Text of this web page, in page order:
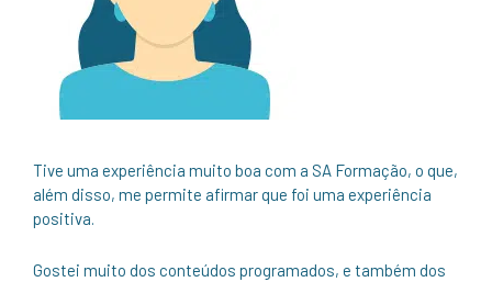
Tive uma experiência muito boa com a SA Formação, o que,
além disso, me permite afirmar que foi uma experiência
positiva.
Gostei muito dos conteúdos programados, e também dos